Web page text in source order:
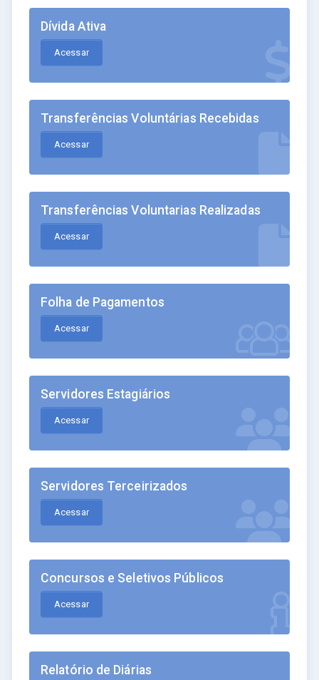
Dívida Ativa
Acessar
Transferências Voluntárias Recebidas
Acessar
Transferências Voluntarias Realizadas
Acessar
Folha de Pagamentos
Acessar
Servidores Estagiários
Acessar
Servidores Terceirizados
Acessar
Concursos e Seletivos Públicos
Acessar
Relatório de Diárias